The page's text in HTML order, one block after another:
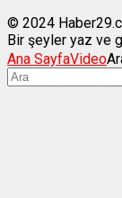
© 2024
Bir şeyler yaz ve
Ana SayfaVideo